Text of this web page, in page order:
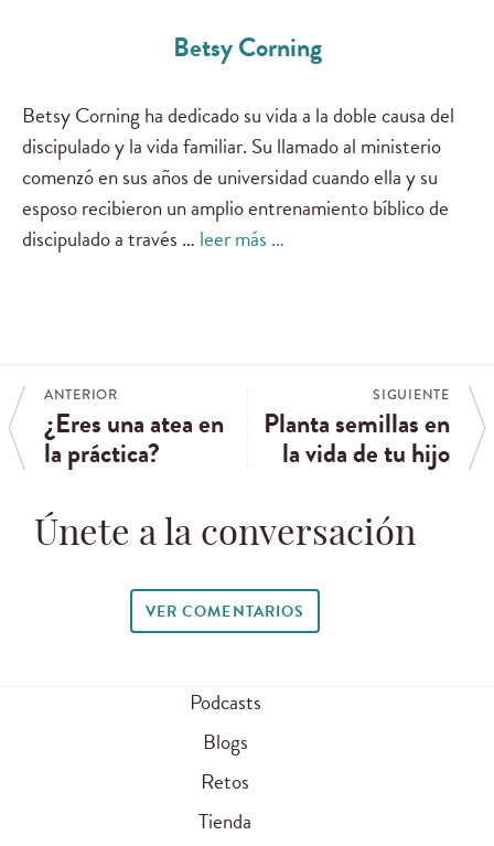
Betsy Corning
Betsy Corning ha dedicado su vida a la doble causa del
discipulado y la vida familiar. Su llamado al ministerio
comenzó en sus años de universidad cuando ella y su
esposo recibieron un amplio entrenamiento bíblico de
discipulado a través … leer más …
ANTERIOR
¿Eres una atea en
la práctica?
SIGUIENTE
Planta semillas en
la vida de tu hijo
Únete a la conversación
VER COMENTARIOS
Podcasts
Blogs
Retos
Tienda